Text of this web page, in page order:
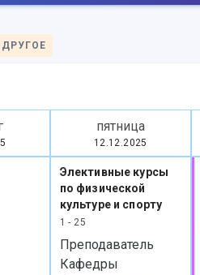
ДРУГОЕ
пятница
12.12.2025
Элективные курсы
по физической
культуре и спорту
1 - 25
Преподаватель
Кафедры